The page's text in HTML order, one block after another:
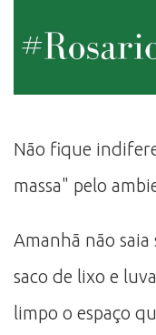
Não fique
massa" pelo
Amanhã não
saco de lixo e
limpo o espaço